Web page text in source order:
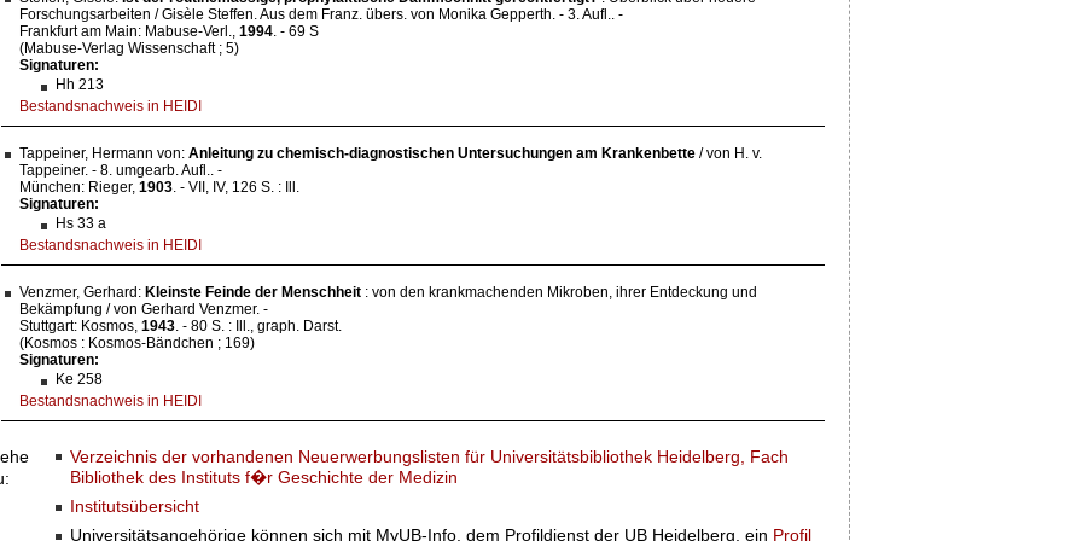
Forschungsarbeiten / Gisèle Steffen. Aus dem Franz. übers. von Monika Gepperth. - 3. Aufl.. -
Frankfurt am Main: Mabuse-Verl., 1994 . - 69 S
(Mabuse-Verlag Wissenschaft ; 5)
Signaturen:
Hh 213
Bestandsnachweis in HEIDI
Tappeiner, Hermann von: Anleitung zu chemisch-diagnostischen Untersuchungen am Krankenbette / von H. v.
Tappeiner. - 8. umgearb. Aufl.. -
München: Rieger, 1903 . - VII, IV, 126 S. : Ill.
Signaturen:
Hs 33 a
Bestandsnachweis in HEIDI
Venzmer, Gerhard: Kleinste Feinde der Menschheit : von den krankmachenden Mikroben, ihrer Entdeckung und
Bekämpfung / von Gerhard Venzmer. -
Stuttgart: Kosmos, 1943 . - 80 S. : Ill., graph. Darst.
(Kosmos : Kosmos-Bändchen ; 169)
Signaturen:
Ke 258
Bestandsnachweis in HEIDI
Verzeichnis der vorhandenen Neuerwerbungslisten für Universitätsbibliothek Heidelberg, Fach
Bibliothek des Instituts f�r Geschichte der Medizin
Institutsübersicht
Universitätsangehörige können sich mit MyUB-Info, dem Profildienst der UB Heidelberg, ein Profil